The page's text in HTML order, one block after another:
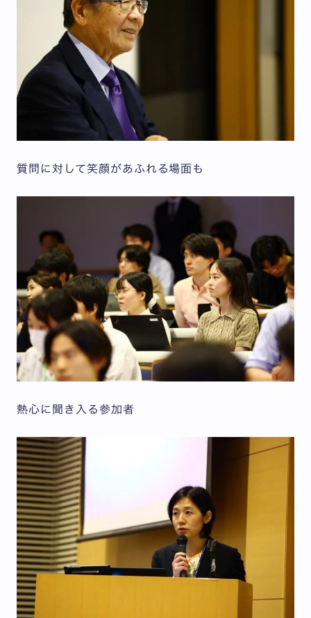
質問に対して笑顔があふれる場面も
熱心に聞き入る参加者